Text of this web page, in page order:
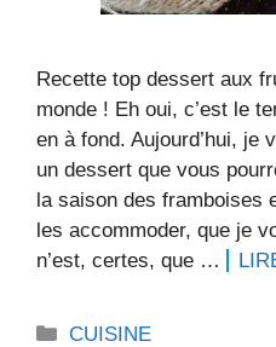
Recette top dessert aux
monde ! Eh oui, c’est le
en à fond. Aujourd’hui, je
un dessert que vous
la saison des framboises
les accommoder, que je
n’est, certes, que …
Catégories
CUISINE